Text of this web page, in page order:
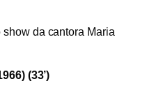
da cantora Maria
(33’)